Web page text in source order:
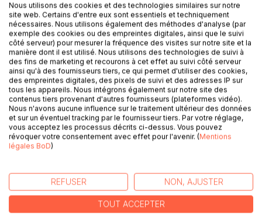
DESCRIPTION
Un recueil de poésies, comme un jardin : parsemé de
fleurs aux milliers de couleurs, de parfums délicats, de
bruits merveilleux... La nature est là, vivante...
Alors, prenez ce livre, assoyez-vous dans un jardin, et
oubliez le temps, tout simplement...
AUTEUR(S)
CRITIQUES PRESSE
Nous utilisons des cookies et des technologies similaires sur notre
site web. Certains d'entre eux sont essentiels et techniquement
nécessaires. Nous utilisons également des méthodes d'analyse (par
exemple des cookies ou des empreintes digitales, ainsi que le suivi
côté serveur) pour mesurer la fréquence des visites sur notre site et la
manière dont il est utilisé. Nous utilisons des technologies de suivi à
des fins de marketing et recourons à cet effet au suivi côté serveur
ainsi qu'à des fournisseurs tiers, ce qui permet d'utiliser des cookies,
des empreintes digitales, des pixels de suivi et des adresses IP sur
tous les appareils. Nous intégrons également sur notre site des
contenus tiers provenant d'autres fournisseurs (plateformes vidéo).
Nous n'avons aucune influence sur le traitement ultérieur des données
et sur un éventuel tracking par le fournisseur tiers. Par votre réglage,
vous acceptez les processus décrits ci-dessus. Vous pouvez
révoquer votre consentement avec effet pour l'avenir. (Mentions
légales BoD)
REFUSER NON, AJUSTER
TOUT ACCEPTER